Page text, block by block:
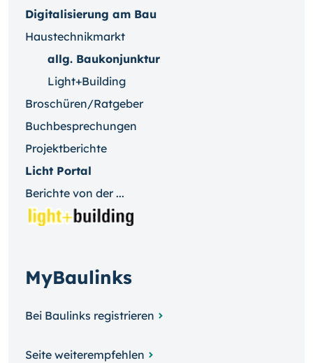
Digitalisierung am Bau
Haustechnikmarkt
allg. Baukonjunktur
Light+Building
Broschüren/Ratgeber
Buchbesprechungen
Projektberichte
Licht Portal
Berichte von der ...
MyBaulinks
Bei Baulinks registrieren
Seite weiterempfehlen